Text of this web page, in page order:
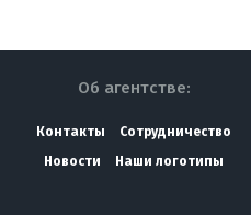
Об агентстве:
Контакты
Сотрудничество
Новости
Наши логотипы